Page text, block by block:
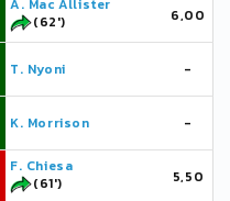
A. Mac Allister
(62')
6,00
T. Nyoni -
K. Morrison -
F. Chiesa
(61')
5,50